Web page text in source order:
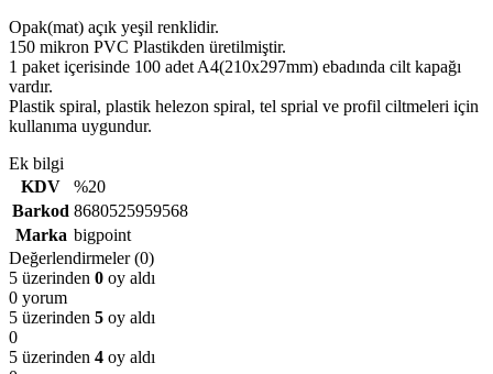
Opak(mat) açık yeşil renklidir.
150 mikron PVC Plastikden üretilmiştir.
1 paket içerisinde 100 adet A4(210x297mm) ebadında cilt kapağı
vardır.
Plastik spiral, plastik helezon spiral, tel sprial ve profil ciltmeleri için
kullanıma uygundur.
Ek bilgi
KDV
%20
Barkod 8680525959568
Marka bigpoint
Değerlendirmeler (0)
5 üzerinden 0 oy aldı
0 yorum
5 üzerinden 5 oy aldı
0
5 üzerinden 4 oy aldı